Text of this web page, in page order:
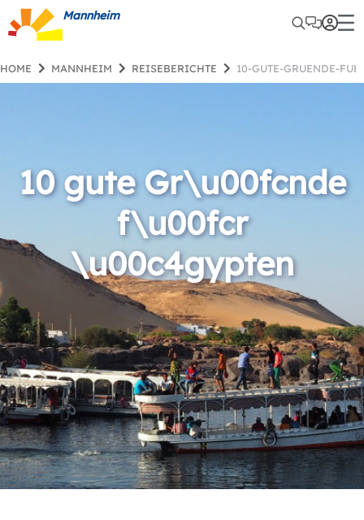
Mannheim
HOME MANNHEIM REISEBERICHTE 10-GUTE-GRUENDE-
10 gute Gr\u00fcnde
f\u00fcr
\u00c4gypten